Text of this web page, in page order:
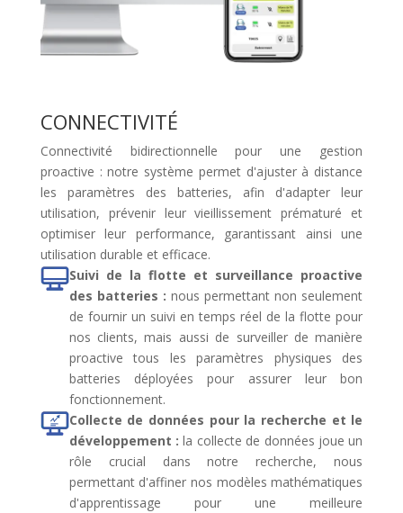
CONNECTIVITÉ
Connectivité bidirectionnelle pour une gestion
proactive : notre système permet d'ajuster à distance
les paramètres des batteries, afin d'adapter leur
utilisation, prévenir leur vieillissement prématuré et
optimiser leur performance, garantissant ainsi une
utilisation durable et efficace.
Suivi de la flotte et surveillance proactive
des batteries : nous permettant non seulement
de fournir un suivi en temps réel de la flotte pour
nos clients, mais aussi de surveiller de manière
proactive tous les paramètres physiques des
batteries déployées pour assurer leur bon
fonctionnement.
Collecte de données pour la recherche et le
développement :la collecte de données joue un
rôle crucial dans notre recherche, nous
permettant d'affiner nos modèles mathématiques
d'apprentissage pour une meilleure